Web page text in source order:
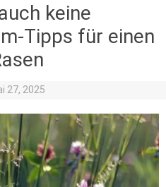
keine
Tipps für einen
27, 2025